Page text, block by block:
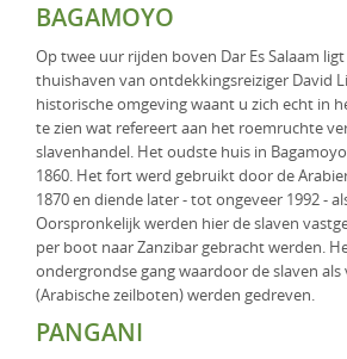
Zuid-Afrika
BAGAMOYO
Op twee uur rijden boven Dar Es Salaam
thuishaven van ontdekkingsreiziger David
historische omgeving waant u zich echt in
te zien wat refereert aan het roemruchte
slavenhandel. Het oudste huis in
1860. Het fort werd gebruikt door de
1870 en diende later - tot ongeveer 1992 -
Oorspronkelijk werden hier de slaven
per boot naar Zanzibar gebracht werden.
ondergrondse gang waardoor de slaven als
(Arabische zeilboten) werden gedreven.
PANGANI